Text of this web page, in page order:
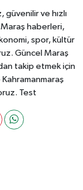
güvenilir ve hızlı
haberleri,
spor, kültür
Güncel Maraş
takip etmek için
Test